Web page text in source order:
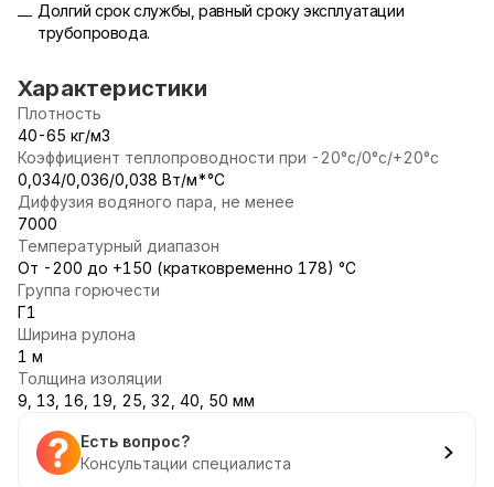
Долгий срок службы, равный сроку эксплуатации
трубопровода.
Характеристики
Плотность
40-65 кг/м3
Коэффициент теплопроводности при -20°с/0°с/+20°с
0,034/0,036/0,038 Вт/м*°С
Диффузия водяного пара, не менее
7000
Температурный диапазон
От -200 до +150 (кратковременно 178) °С
Группа горючести
Г1
Ширина рулона
1 м
Толщина изоляции
9, 13, 16, 19, 25, 32, 40, 50 мм
Есть вопрос?
Консультации специалиста